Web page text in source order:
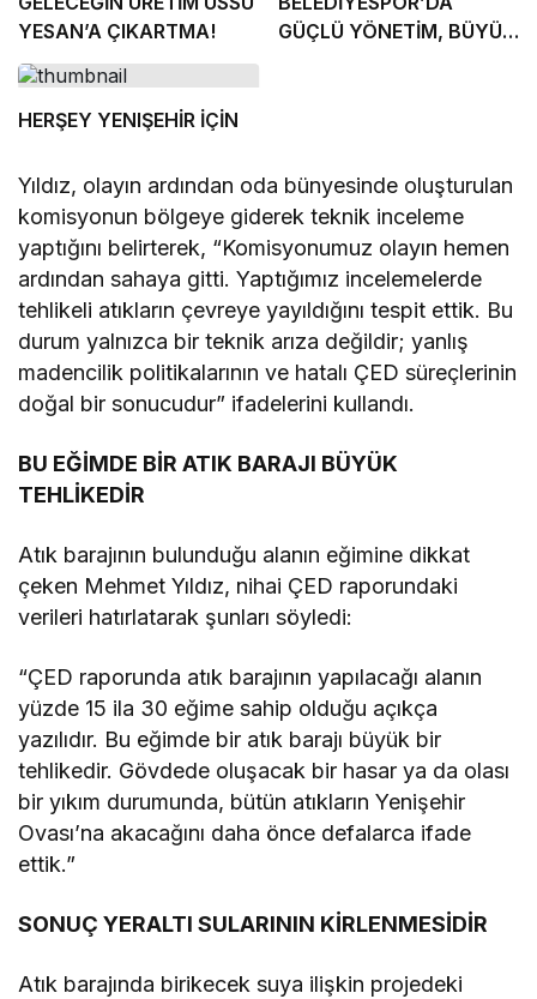
YESAN’A ÇIKARTMA!
GÜÇLÜ YÖNETİM, BÜYÜK
HERŞEY YENIŞEHİR İÇİN
Yıldız, olayın ardından oda bünyesinde oluşturulan
komisyonun bölgeye giderek teknik inceleme
yaptığını belirterek, “Komisyonumuz olayın hemen
ardından sahaya gitti. Yaptığımız incelemelerde
tehlikeli atıkların çevreye yayıldığını tespit ettik. Bu
durum yalnızca bir teknik arıza değildir; yanlış
madencilik politikalarının ve hatalı ÇED süreçlerinin
doğal bir sonucudur” ifadelerini kullandı.
BU EĞİMDE BİR ATIK BARAJI BÜYÜK
TEHLİKEDİR
Atık barajının bulunduğu alanın eğimine dikkat
çeken Mehmet Yıldız, nihai ÇED raporundaki
verileri hatırlatarak şunları söyledi:
“ÇED raporunda atık barajının yapılacağı alanın
yüzde 15 ila 30 eğime sahip olduğu açıkça
yazılıdır. Bu eğimde bir atık barajı büyük bir
tehlikedir. Gövdede oluşacak bir hasar ya da olası
bir yıkım durumunda, bütün atıkların Yenişehir
Ovası’na akacağını daha önce defalarca ifade
ettik.”
SONUÇ YERALTI SULARININ KİRLENMESİDİR
Atık barajında birikecek suya ilişkin projedeki